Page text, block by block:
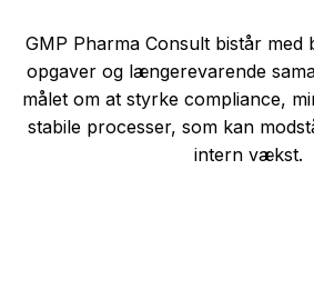
GMP Pharma Consult bistår med
opgaver og længerevarende
målet om at styrke compliance,
stabile processer, som kan
intern vækst.